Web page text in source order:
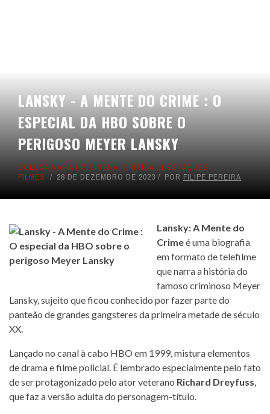
LANSKY - A MENTE DO CRIME : O
ESPECIAL DA HBO SOBRE O
PERIGOSO MEYER LANSKY
COLUNA MÁFIA NO CINEMA, CRÍTICA , DESTAQUES ,
FILMES
28 DE DEZEMBRO DE 2023 POR FILIPE PEREIRA
Lansky: A Mente do
Crimeé uma biografia
em formato de telefilme
que narra a história do
famoso criminoso Meyer
Lansky, sujeito que ficou conhecido por fazer parte do
panteão de grandes gangsteres da primeira metade de século
XX.
Lançado no canal à cabo HBO em 1999, mistura elementos
de drama e filme policial. É lembrado especialmente pelo fato
de ser protagonizado pelo ator veterano Richard Dreyfuss,
que faz a versão adulta do personagem-título.